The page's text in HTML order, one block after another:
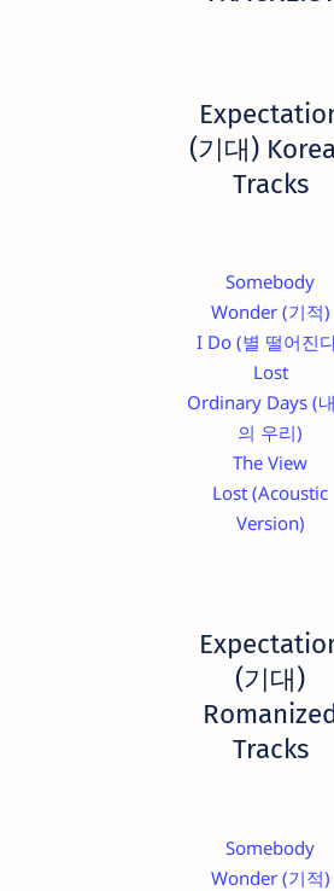
(기대)
Tracks
Somebody
Wonder (기적)
I Do (별 떨어진
Lost
Ordinary Days (
의 우리)
The View
Lost (Acoustic
Version)
(기대)
Tracks
Somebody
Wonder (기적)